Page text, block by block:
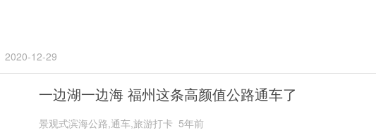
2020-12-29
一边湖一边海 福州这条高颜值公路通车了
景观式滨海公路,通车,旅游打卡 5年前